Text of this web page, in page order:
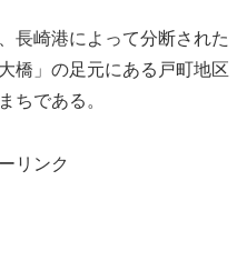
長崎港によって分断された
橋」の足元にある戸町地区
ちである。
リンク